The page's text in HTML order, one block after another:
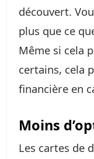
découvert.
plus que ce
Même si cela
certains, cela
financière en
Moins
Les cartes de